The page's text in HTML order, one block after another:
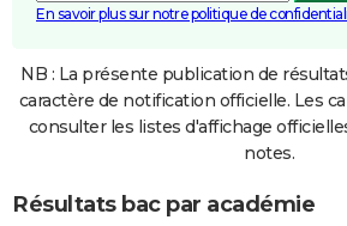
En savoir plus sur notre politique de
NB : La présente publication de
caractère de notification officielle. Les
consulter les listes d'affichage
notes.
Résultats bac par académie